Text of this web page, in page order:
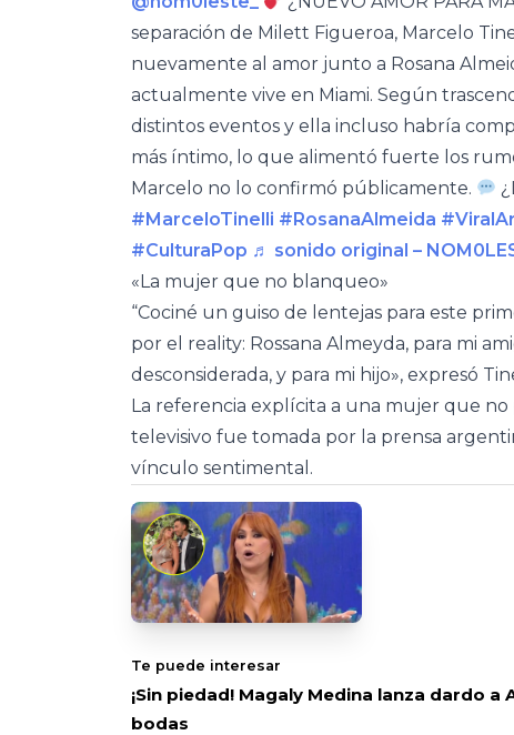
separación de Milett Figueroa, Marcelo
nuevamente al amor junto a Rosana
actualmente vive en Miami. Según
distintos eventos y ella incluso habría
más íntimo, lo que alimentó fuerte los
Marcelo no lo confirmó públicamente.
#MarceloTinelli #RosanaAlmeida
#CulturaPop ♬ sonido original –
«La mujer que no blanqueo»
“Cociné un guiso de lentejas para este
por el reality: Rossana Almeyda, para mi
desconsiderada, y para mi hijo», expresó
La referencia explícita a una mujer que
televisivo fue tomada por la prensa
vínculo sentimental.
Te puede interesar
¡Sin piedad! Magaly Medina lanza dardo
bodas